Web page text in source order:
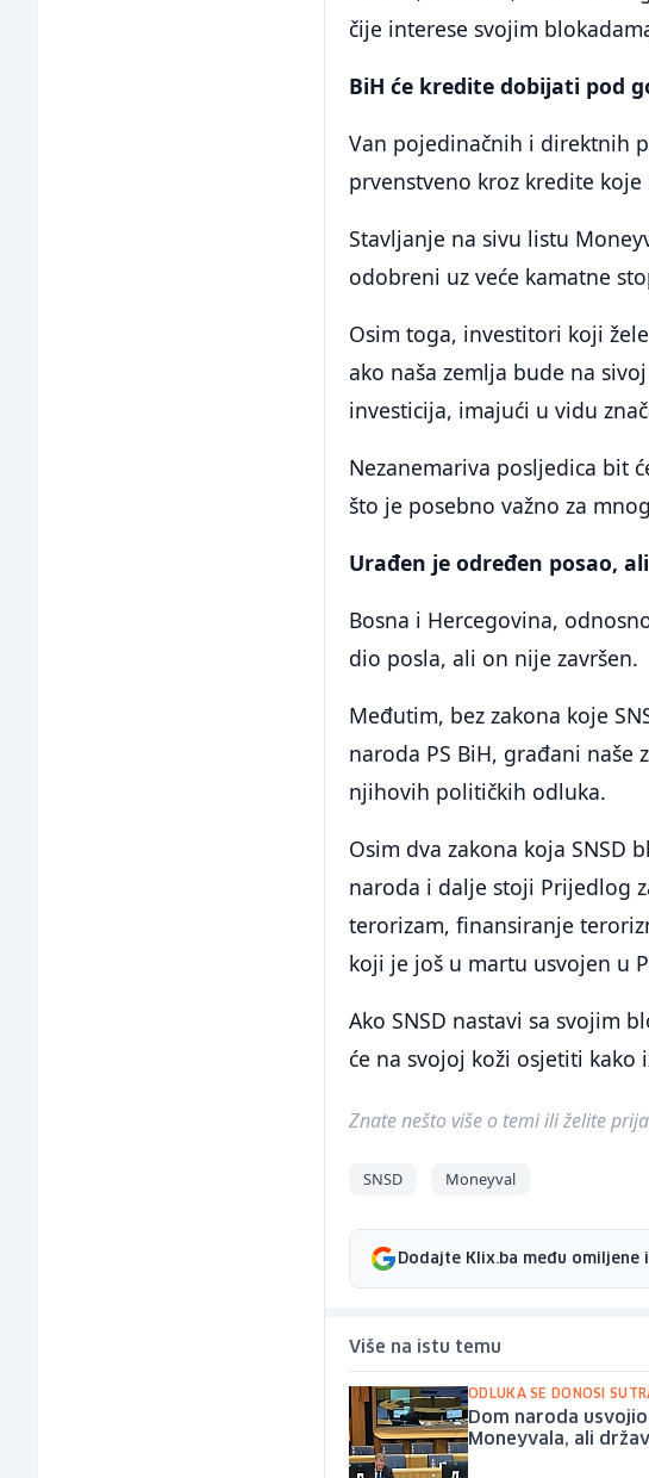
čije interese svojim
BiH će kredite dobijati pod
Van pojedinačnih i direktnih
prvenstveno kroz kredite
Stavljanje na sivu listu
odobreni uz veće kamatne
Osim toga, investitori koji
ako naša zemlja bude na
investicija, imajući u vidu
Nezanemariva posljedica bit
što je posebno važno za
Urađen je određen posao,
Bosna i Hercegovina,
dio posla, ali on nije završen.
Međutim, bez zakona koje
naroda PS BiH, građani
njihovih političkih odluka.
Osim dva zakona koja SNSD
naroda i dalje stoji Prijedlog
terorizam, finansiranje
koji je još u martu usvojen u
Ako SNSD nastavi sa svojim
će na svojoj koži osjetiti kako
Znate nešto više o temi ili želite
SNSD Moneyval
Dodajte Klix.ba među omiljene
Više na istu temu
ODLUKA SE DONOSI
Dom naroda
Moneyvala, ali